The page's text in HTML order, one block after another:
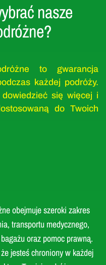
nasze
to gwarancja
każdej podróży.
się więcej i
do Twoich
obejmuje szeroki zakres
transportu medycznego,
oraz pomoc prawną.
jesteś chroniony w każdej